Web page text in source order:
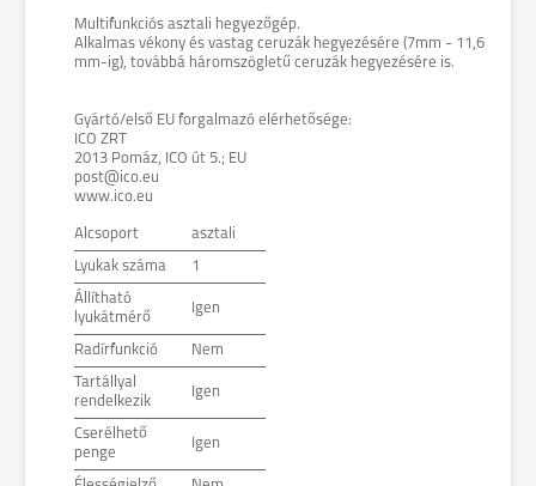
Multifunkciós asztali hegyezőgép.
Alkalmas vékony és vastag ceruzák hegyezésére (7mm - 11,6
mm-ig), továbbá háromszögletű ceruzák hegyezésére is.
Gyártó/első EU forgalmazó elérhetősége:
ICO ZRT
2013 Pomáz, ICO út 5.; EU
post@ico.eu
www.ico.eu
Alcsoport asztali
Lyukak száma 1
Állítható
lyukátmérő
Igen
Radírfunkció Nem
Tartállyal
rendelkezik
Igen
Cserélhető
penge
Igen